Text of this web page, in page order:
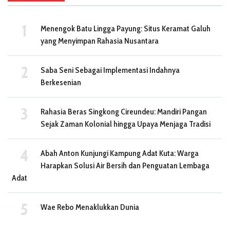
Menengok Batu Lingga Payung: Situs Keramat Galuh
yang Menyimpan Rahasia Nusantara
Saba Seni Sebagai Implementasi Indahnya
Berkesenian
Rahasia Beras Singkong Cireundeu: Mandiri Pangan
Sejak Zaman Kolonial hingga Upaya Menjaga Tradisi
Abah Anton Kunjungi Kampung Adat Kuta: Warga
Harapkan Solusi Air Bersih dan Penguatan Lembaga
Adat
Wae Rebo Menaklukkan Dunia